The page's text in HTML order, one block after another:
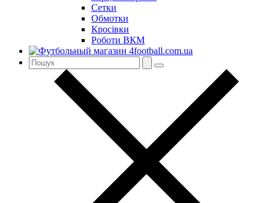
Сетки
Обмотки
Кросівки
Роботи ВКМ